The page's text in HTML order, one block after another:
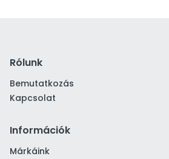
Rólunk
Bemutatkozás
Kapcsolat
Információk
Márkáink